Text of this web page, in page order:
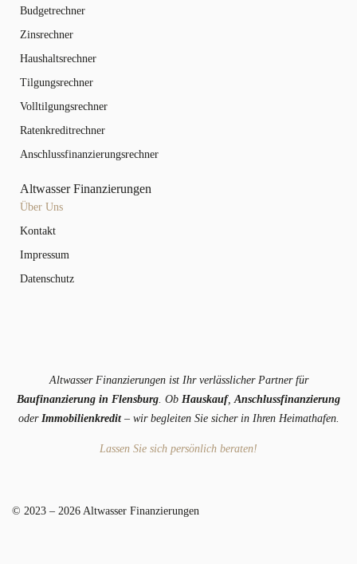
Budgetrechner
Zinsrechner
Haushaltsrechner
Tilgungsrechner
Volltilgungsrechner
Ratenkreditrechner
Anschlussfinanzierungsrechner
Altwasser Finanzierungen
Über Uns
Kontakt
Impressum
Datenschutz
Altwasser Finanzierungen ist Ihr verlässlicher Partner für
Baufinanzierung in Flensburg . Ob Hauskauf, Anschlussfinanzierung
oder Immobilienkredit – wir begleiten Sie sicher in Ihren Heimathafen.
Lassen Sie sich persönlich beraten!
© 2023 – 2026 Altwasser Finanzierungen